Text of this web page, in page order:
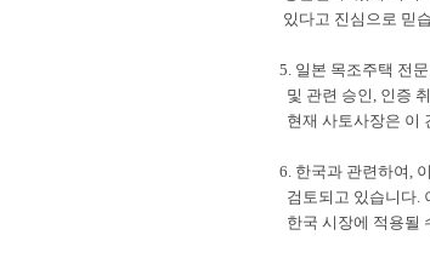
있다고 진심으로 믿
5. 일본 목조주택 전
및 관련 승인, 인증
현재 사토사장은 이
6. 한국과 관련하여,
검토되고 있습니다.
한국 시장에 적용될